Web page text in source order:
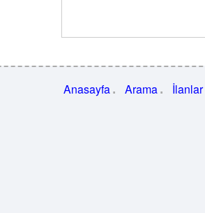
Anasayfa Arama İlanlar